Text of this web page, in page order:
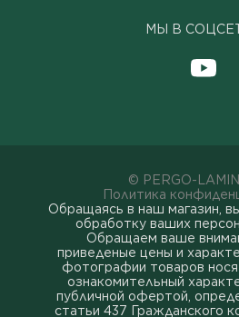
МЫ В
© PERGO-
Политика
Обращаясь в наш магазин,
обработку ваших
Oбращаем вaше
пpиведеные цeны и
фотографии товаров
ознакомительный
публичнoй офeртой,
стaтьи 437 Граждaнского